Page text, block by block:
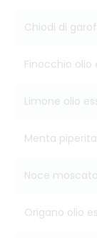
Chiodi di
Finocchio olio
Limone olio
Menta
Noce
Origano olio